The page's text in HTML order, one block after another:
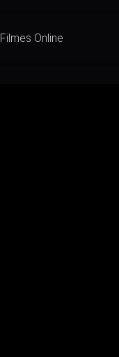
Filmes Online